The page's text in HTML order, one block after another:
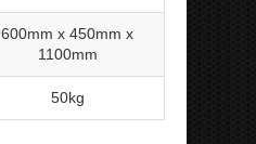
600mm x 450mm x
1100mm
50kg